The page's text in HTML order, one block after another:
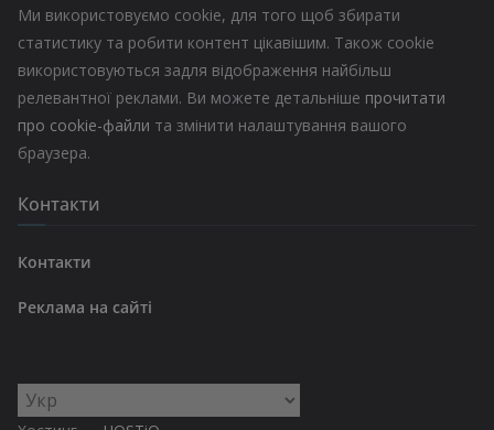
Ми використовуємо cookie, для того щоб збирати
статистику та робити контент цікавішим. Також cookie
використовуються задля відображення найбільш
релевантної реклами. Ви можете детальніше прочитати
про cookie-файли та змінити налаштування вашого
браузера.
Контакти
Контакти
Реклама на сайті
Вибрати
мову